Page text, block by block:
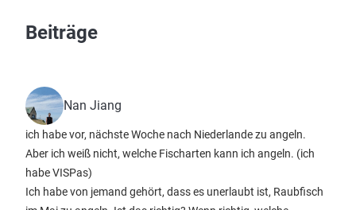
Beiträge
Nan Jiang
ich habe vor, nächste Woche nach Niederlande zu angeln.
Aber ich weiß nicht, welche Fischarten kann ich angeln. (ich
habe VISPas)
Ich habe von jemand gehört, dass es unerlaubt ist, Raubfisch